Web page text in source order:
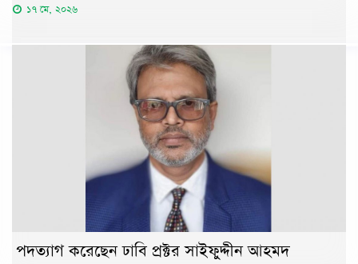
১৭ মে, ২০২৬
পদত্যাগ করেছেন ঢাবি প্রক্টর সাইফুদ্দীন আহমদ